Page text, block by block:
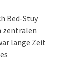
Bed-Stuy
zentralen
lange Zeit